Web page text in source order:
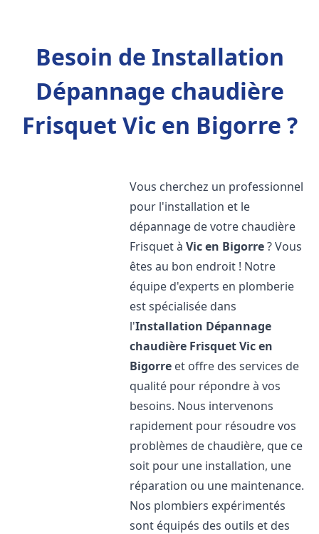
Besoin de Installation
Dépannage chaudière
Frisquet Vic en Bigorre ?
Vous cherchez un professionnel
pour l'installation et le
dépannage de votre chaudière
Frisquet àVic en Bigorre? Vous
êtes au bon endroit ! Notre
équipe d'experts en plomberie
est spécialisée dans
l'Installation Dépannage
chaudière FrisquetVic en
Bigorre et offre des services de
qualité pour répondre à vos
besoins. Nous intervenons
rapidement pour résoudre vos
problèmes de chaudière, que ce
soit pour une installation, une
réparation ou une maintenance.
Nos plombiers expérimentés
sont équipés des outils et des